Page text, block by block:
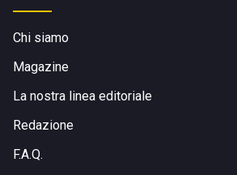
Chi siamo
Magazine
La nostra linea editoriale
Redazione
F.A.Q.